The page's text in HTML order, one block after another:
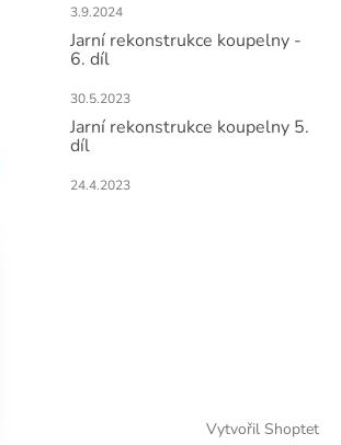
3.9.2024
Jarní rekonstrukce koupelny -
6. díl
30.5.2023
Jarní rekonstrukce koupelny 5.
díl
24.4.2023
Vytvořil Shoptet